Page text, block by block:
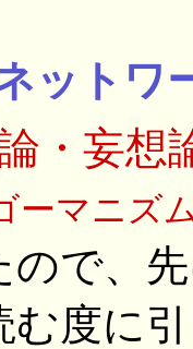
ットワ
論・妄想
ーマニズ
ので、
む度に